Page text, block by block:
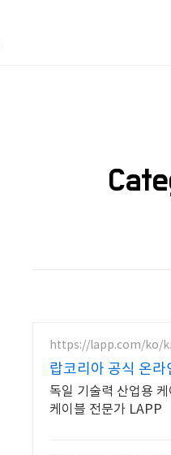
https://lapp.com/ko/
랍코리아 공식 온
독일 기술력 산업용
케이블 전문가 LAPP